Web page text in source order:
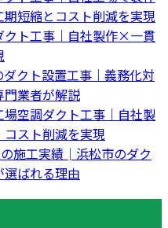
短縮とコスト削減を実現
クト工事｜自社製作×一貫
クト設置工事｜義務化対
業者が解説
場空調ダクト工事｜自社製
スト削減を実現
施工実績│浜松市のダク
選ばれる理由